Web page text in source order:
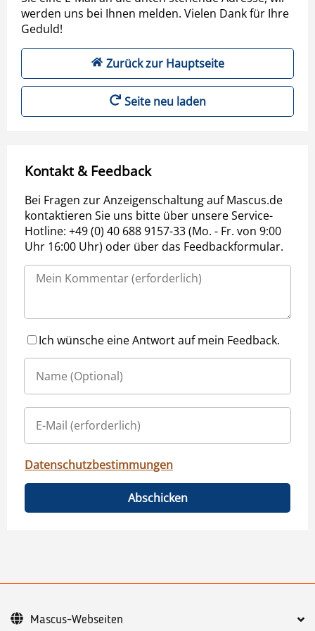
werden uns bei Ihnen melden. Vielen Dank für Ihre
Geduld!
Zurück zur Hauptseite
Seite neu laden
Kontakt & Feedback
Bei Fragen zur Anzeigenschaltung auf Mascus.de
kontaktieren Sie uns bitte über unsere Service-
Hotline: +49 (0) 40 688 9157-33 (Mo. - Fr. von 9:00
Uhr 16:00 Uhr) oder über das Feedbackformular.
Ich wünsche eine Antwort auf mein Feedback.
Datenschutzbestimmungen
Abschicken
Mascus-Webseiten